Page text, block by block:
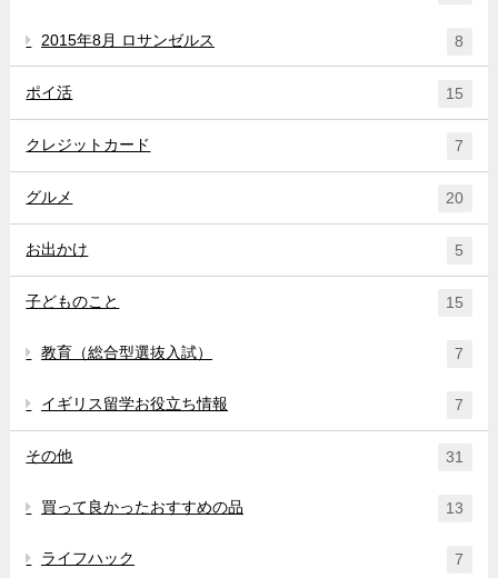
2015年8月 ロサンゼルス 8
ポイ活 15
クレジットカード 7
グルメ 20
お出かけ 5
子どものこと 15
教育（総合型選抜入試） 7
イギリス留学お役立ち情報 7
その他 31
買って良かったおすすめの品 13
ライフハック 7